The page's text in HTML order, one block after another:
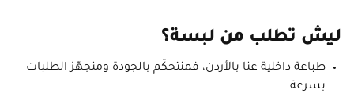
ليش تطلب من لبسة؟
طباعة داخلية عنا بالأردن، فمنتحكّم بالجودة ومنجهّز الطلبات
بسرعة